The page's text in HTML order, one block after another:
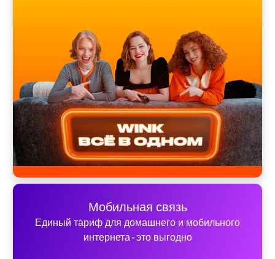
Мобильная связь
Единый тариф для домашнего и мобильного
интернета - это выгодно